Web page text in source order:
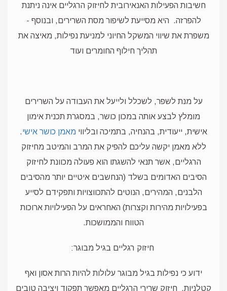
חשיבות הפעילות האנאירובית לחיזוק הרגליים אינה ניתנת
להפרזה. היא מסייעת לשיפור מסת השרירים, ובנוסף -
משפרת את שיווי המשקל החיוני למניעת נפילות, מאיצה את
תהליך חילוף החומרים ועוד
על מנת לשפר, לשכלל ולייעל את העבודה על השרירים
מומלץ לבצע אותה במכון כושר, במסגרת תכנית אימון
אישית, ייעודית, בהנחיה, בתמיכה ובליווי מאמן כושר אישי.
ללא מאמן יקשה עליכם להפיק את המרב והמיטב מחיזוק
הרגליים, אשר תנאי להשגתו הוא פעולה מכוונת לחיזוק
הסיבים האדומים בשלד (הנחשבים איטיים יותר מהסיבים
הלבנים, המהירים, הנוטים להתכווצויות ותפקידם לסייע
בפעילויות מהירות וקצרות) האחראים על הפעילויות ארוכות
הטווח והממושכות.
חיזוק רגליים בגיל מבוגר:
ידוע כי נפילות בגיל מבוגר עלולות להיות הרות אסון ואף
קטלניות. חיזוק שרירי הרגליים מאפשר תפקוד ויציבה טובים